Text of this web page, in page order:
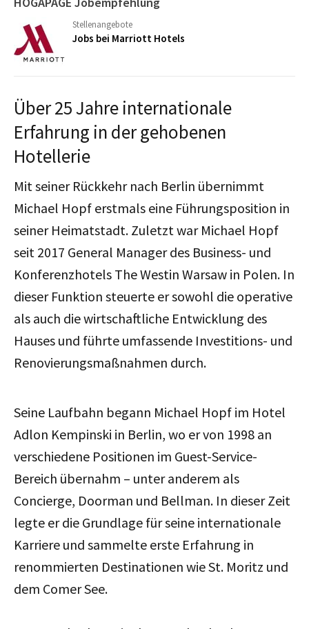
Stellenangebote
Jobs bei Marriott Hotels
Über 25 Jahre internationale
Erfahrung in der gehobenen
Hotellerie
Mit seiner Rückkehr nach Berlin übernimmt
Michael Hopf erstmals eine Führungsposition in
seiner Heimatstadt. Zuletzt war Michael Hopf
seit 2017 General Manager des Business- und
Konferenzhotels The Westin Warsaw in Polen. In
dieser Funktion steuerte er sowohl die operative
als auch die wirtschaftliche Entwicklung des
Hauses und führte umfassende Investitions- und
Renovierungsmaßnahmen durch.
Seine Laufbahn begann Michael Hopf im Hotel
Adlon Kempinski in Berlin, wo er von 1998 an
verschiedene Positionen im Guest-Service-
Bereich übernahm – unter anderem als
Concierge, Doorman und Bellman. In dieser Zeit
legte er die Grundlage für seine internationale
Karriere und sammelte erste Erfahrung in
renommierten Destinationen wie St. Moritz und
dem Comer See.